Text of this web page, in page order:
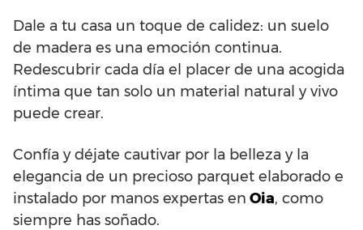
Dale a tu casa un toque de calidez: un suelo
de madera es una emoción continua.
Redescubrir cada día el placer de una acogida
íntima que tan solo un material natural y vivo
puede crear.
Confía y déjate cautivar por la belleza y la
elegancia de un precioso parquet elaborado e
instalado por manos expertas en Oia, como
siempre has soñado.